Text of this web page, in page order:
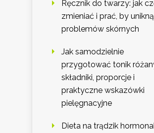
Ręcznik do twarzy: jak
zmieniać i prać, by
problemów skórnych
Jak samodzielnie
przygotować tonik
składniki, proporcje i
praktyczne wskazówki
pielęgnacyjne
Dieta na trądzik